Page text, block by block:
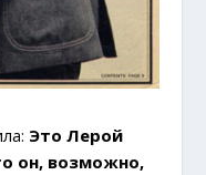
Это Лерой
он, возможно,